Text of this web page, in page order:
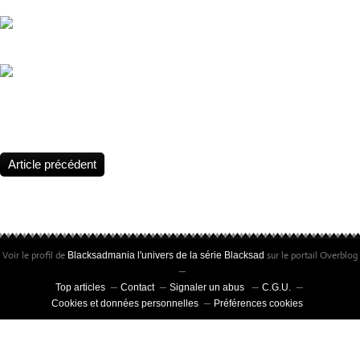
Article précédent
Voir le profil de Blacksadmania l'univers de la série Blacksad sur le portail Overblog
Top articles Contact Signaler un abus
C.G.U.
Cookies et données personnelles
Préférences cookies